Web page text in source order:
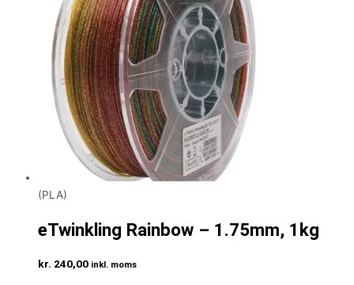
(PLA)
eTwinkling Rainbow – 1.75mm, 1kg
kr. 240,00 inkl. moms